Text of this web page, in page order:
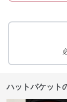
ハットバケット